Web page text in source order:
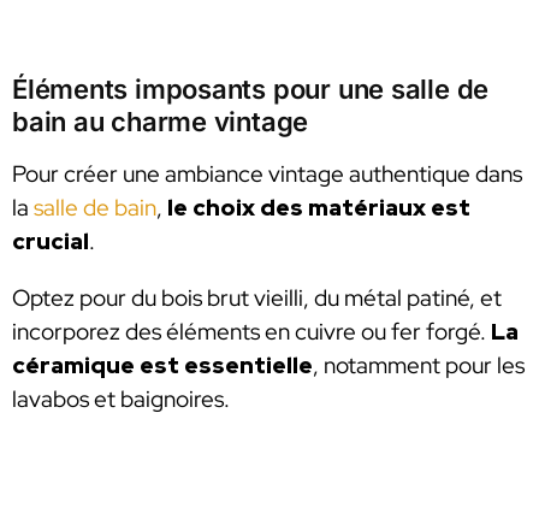
Éléments imposants pour une salle de
bain au charme vintage
Pour créer une ambiance vintage authentique dans
la salle de bain, le choix des matériaux est
crucial.
Optez pour du bois brut vieilli, du métal patiné, et
incorporez des éléments en cuivre ou fer forgé. La
céramique est essentielle, notamment pour les
lavabos et baignoires.